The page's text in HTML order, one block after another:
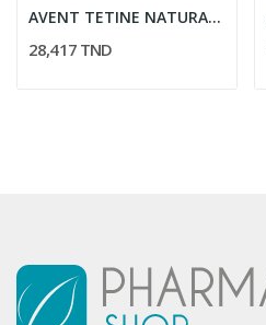
AVENT TETINE NATURAL 2 PIECES 1M+ REF SCF042/27
28,417 TND